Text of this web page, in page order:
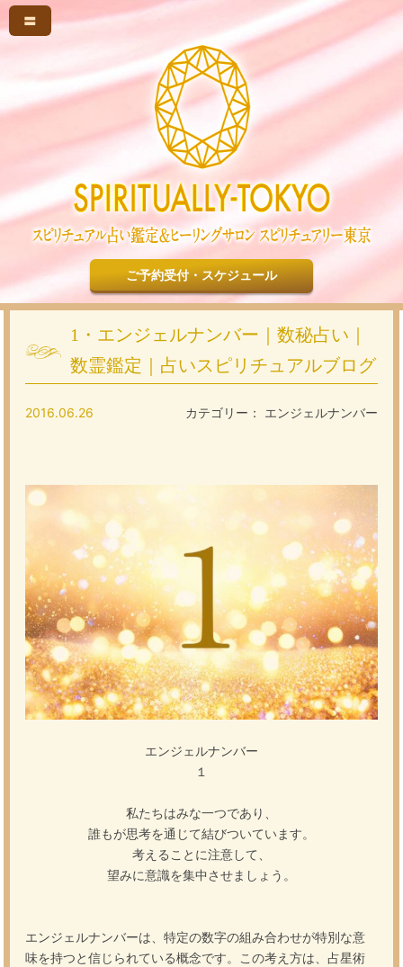
〓
ご予約受付・スケジュール
1・エンジェルナンバー｜数秘占い｜
数霊鑑定｜占いスピリチュアルブログ
カテゴリー： エンジェルナンバー
2016.06.26
エンジェルナンバー
１
私たちはみな一つであり、
誰もが思考を通じて結びついています。
考えることに注意して、
望みに意識を集中させましょう。
エンジェルナンバーは、特定の数字の組み合わせが特別な意
味を持つと信じられている概念です。この考え方は、占星術